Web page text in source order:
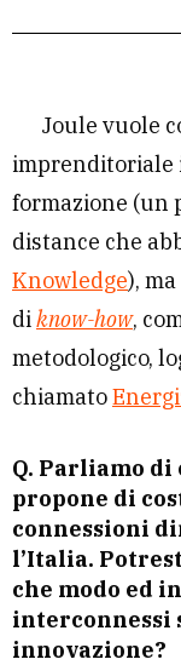
Joule vuole
imprenditoriale
formazione (un
distance che
Knowledge),
diknow-how,
metodologico,
chiamato
Q. Parliamo di
propone di
connessioni
l’Italia.
che modo ed
interconnessi
innovazione?